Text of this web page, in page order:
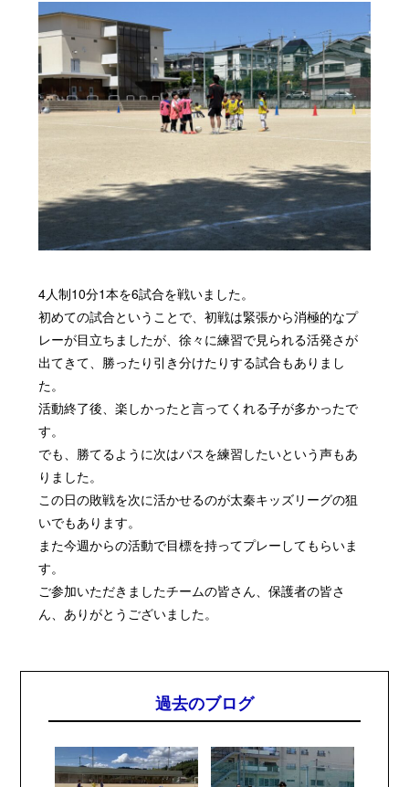
4人制10分1本を6試合を戦いました。
初めての試合ということで、初戦は緊張から消極的なプ
レーが目立ちましたが、徐々に練習で見られる活発さが
出てきて、勝ったり引き分けたりする試合もありまし
た。
活動終了後、楽しかったと言ってくれる子が多かったで
す。
でも、勝てるように次はパスを練習したいという声もあ
りました。
この日の敗戦を次に活かせるのが太秦キッズリーグの狙
いでもあります。
また今週からの活動で目標を持ってプレーしてもらいま
す。
ご参加いただきましたチームの皆さん、保護者の皆さ
ん、ありがとうございました。
過去のブログ